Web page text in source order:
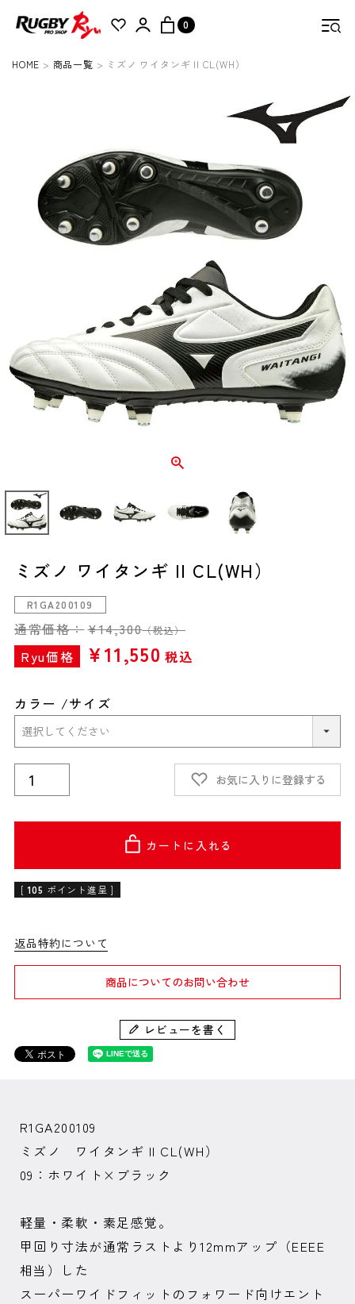
0
HOME 商品一覧 ミズノ ワイタンギ II CL(WH）
ミズノ ワイタンギ II CL(WH）
R1GA200109
通常価格：¥14,300（税込）
Ryu価格 ¥11,550 税込
カラー サイズ
お気に入りに登録する
カートに入れる
[ 105 ポイント進呈 ]
返品特約について
商品についてのお問い合わせ
レビューを書く
R1GA200109
ミズノ ワイタンギ II CL(WH）
09：ホワイト×ブラック
軽量・柔軟・素足感覚。
甲回り寸法が通常ラストより12mmアップ（EEEE
相当）した
スーパーワイドフィットのフォワード向けエント